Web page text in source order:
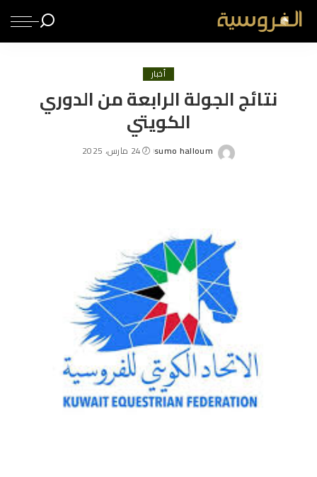
أخبار
نتائج الجولة الرابعة من الدوري
الكويتي
Posted
sumo halloum 24 مارس، 2025